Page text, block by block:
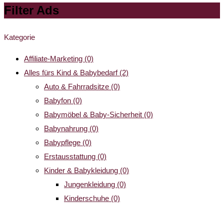
Filter Ads
Kategorie
Affiliate-Marketing (0)
Alles fürs Kind & Babybedarf (2)
Auto & Fahrradsitze (0)
Babyfon (0)
Babymöbel & Baby-Sicherheit (0)
Babynahrung (0)
Babypflege (0)
Erstausstattung (0)
Kinder & Babykleidung (0)
Jungenkleidung (0)
Kinderschuhe (0)